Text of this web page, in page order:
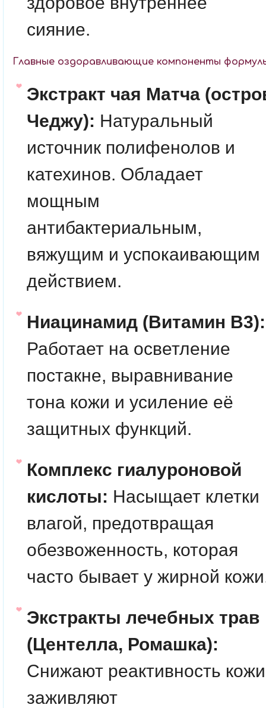
сияние.
Главные оздоравливающие компоненты
Экстракт чая Матча
Чеджу): Натуральный
источник полифенолов и
катехинов. Обладает
мощным
антибактериальным,
вяжущим и успокаивающим
действием.
Ниацинамид (Витамин B3):
Работает на осветление
постакне, выравнивание
тона кожи и усиление её
защитных функций.
Комплекс гиалуроновой
кислоты: Насыщает клетки
влагой, предотвращая
обезвоженность, которая
часто бывает у жирной
Экстракты лечебных трав
(Центелла, Ромашка):
Снижают реактивность
заживляют